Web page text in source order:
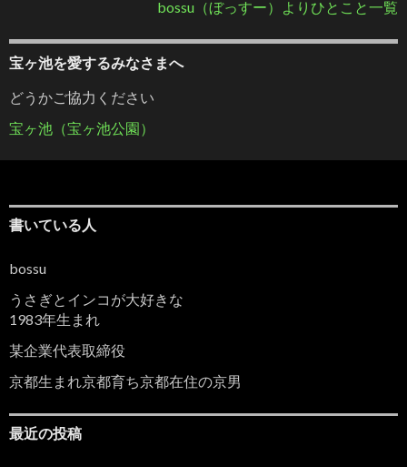
bossu（ぼっすー）よりひとこと一覧
宝ヶ池を愛するみなさまへ
どうかご協力ください
宝ヶ池（宝ヶ池公園）
書いている人
bossu
うさぎとインコが大好きな
1983年生まれ
某企業代表取締役
京都生まれ京都育ち京都在住の京男
最近の投稿